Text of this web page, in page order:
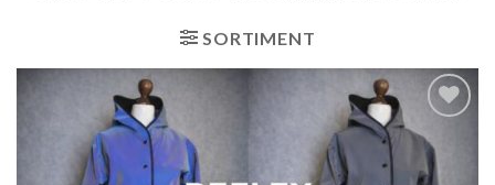
SORTIMENT
Auf die
Wunschliste